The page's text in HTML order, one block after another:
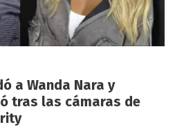
a Wanda Nara y
tras las cámaras de